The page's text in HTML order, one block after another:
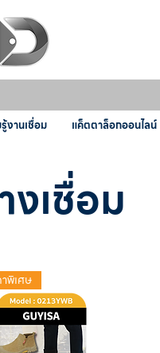
งานเชื่อม แค็ตตาล็อกออนไลน์
งเชื่อม
พิเศษ